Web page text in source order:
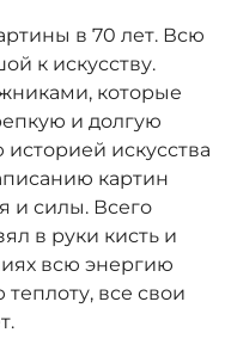
в 70 лет. Всю
к искусству.
которые
и долгую
искусства
картин
и силы. Всего
в руки кисть и
всю энергию
все свои